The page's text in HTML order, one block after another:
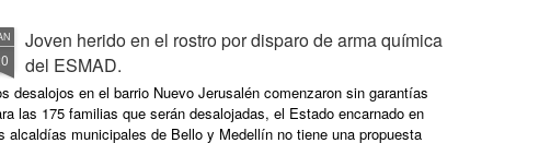
Patriótica; Aldemar Parra, presidente de la Asociación
de El Hatillo, en el departamento del Cesar; Moisés y Chogoló
padre e hijo de la comunidad de Salaquí, Chocó; y Emilsen
de la Red Comunidades Construyendo Paz
y líder social del Bajo Calima en Buenaventura, quien fue
junto a su esposo Joe Javier Rodallega[ii]. Por Agencia de
Joven herido en el rostro por disparo de arma química
del ESMAD.
desalojos en el barrio Nuevo Jerusalén comenzaron sin garantías
las 175 familias que serán desalojadas, el Estado encarnado en
alcaldías municipales de Bello y Medellín no tiene una propuesta